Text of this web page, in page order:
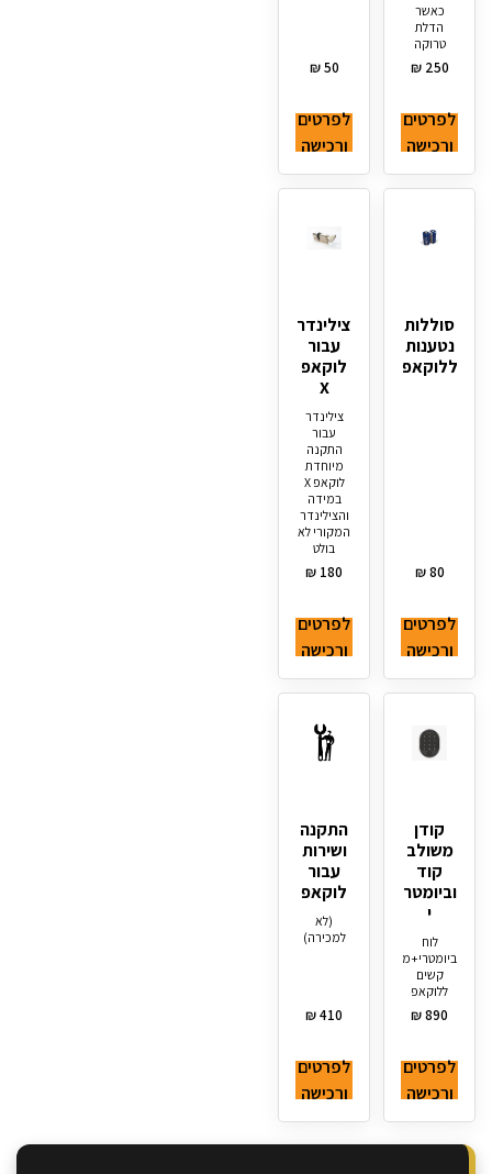
כאשר
הדלת
טרוקה
₪250
לפרטים
ורכישה
₪50
לפרטים
ורכישה
סוללות
נטענות
ללוקאפ
₪80
לפרטים
ורכישה
צילינדר
עבור
לוקאפ
X
צילינדר
עבור
התקנה
מיוחדת
לוקאפ X
במידה
והצילינדר
המקורי לא
בולט
₪ 180
לפרטים
ורכישה
קודן
משולב
קוד
וביומטר
י
לוח
ביומטרי+מ
קשים
ללוקאפ
₪890
לפרטים
ורכישה
התקנה
ושירות
עבור
לוקאפ
(לא
למכירה)
₪410
לפרטים
ורכישה